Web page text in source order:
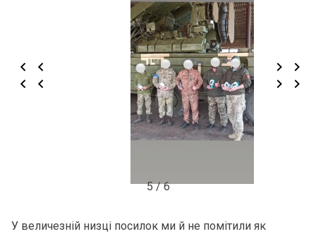
5 / 6
У величезній низці посилок ми й не помітили як